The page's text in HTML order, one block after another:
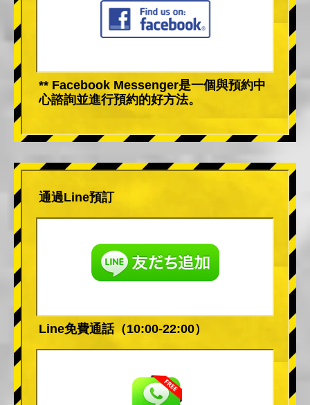
** Facebook Messenger是一個與預約中
心諮詢並進行預約的好方法。
通過Line預訂
Line免費通話（10:00-22:00）